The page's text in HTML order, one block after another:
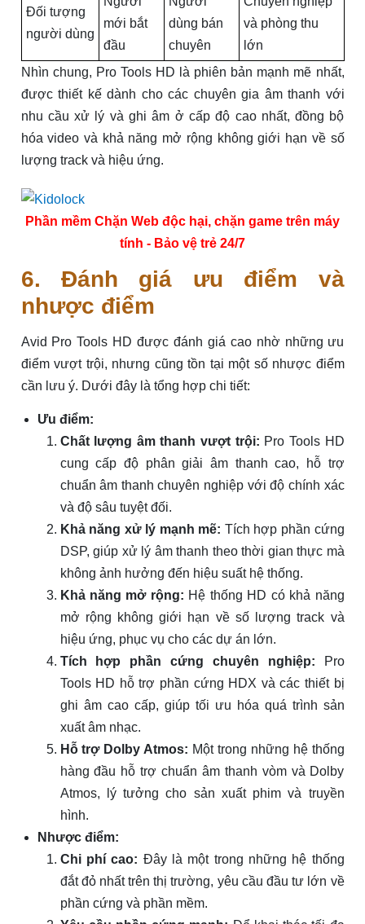
Đối tượng
người dùng
mới bắt
đầu
dùng bán
chuyên
và phòng thu
lớn
Nhìn chung, Pro Tools HD là phiên bản mạnh mẽ nhất,
được thiết kế dành cho các chuyên gia âm thanh với
nhu cầu xử lý và ghi âm ở cấp độ cao nhất, đồng bộ
hóa video và khả năng mở rộng không giới hạn về số
lượng track và hiệu ứng.
Phần mềm Chặn Web độc hại, chặn game trên máy
tính - Bảo vệ trẻ 24/7
6. Đánh giá ưu điểm và
nhược điểm
Avid Pro Tools HD được đánh giá cao nhờ những ưu
điểm vượt trội, nhưng cũng tồn tại một số nhược điểm
cần lưu ý. Dưới đây là tổng hợp chi tiết:
Ưu điểm:
Chất lượng âm thanh vượt trội: Pro Tools HD
cung cấp độ phân giải âm thanh cao, hỗ trợ
chuẩn âm thanh chuyên nghiệp với độ chính xác
và độ sâu tuyệt đối.
Khả năng xử lý mạnh mẽ: Tích hợp phần cứng
DSP, giúp xử lý âm thanh theo thời gian thực mà
không ảnh hưởng đến hiệu suất hệ thống.
Khả năng mở rộng: Hệ thống HD có khả năng
mở rộng không giới hạn về số lượng track và
hiệu ứng, phục vụ cho các dự án lớn.
Tích hợp phần cứng chuyên nghiệp: Pro
Tools HD hỗ trợ phần cứng HDX và các thiết bị
ghi âm cao cấp, giúp tối ưu hóa quá trình sản
xuất âm nhạc.
Hỗ trợ Dolby Atmos: Một trong những hệ thống
hàng đầu hỗ trợ chuẩn âm thanh vòm và Dolby
Atmos, lý tưởng cho sản xuất phim và truyền
hình.
Nhược điểm:
Chi phí cao: Đây là một trong những hệ thống
đắt đỏ nhất trên thị trường, yêu cầu đầu tư lớn về
phần cứng và phần mềm.